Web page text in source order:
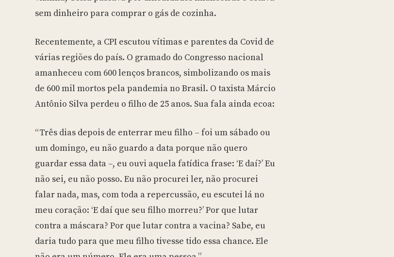
sem dinheiro para comprar o gás de cozinha.
Recentemente, a CPI escutou vítimas e parentes da Covid de
várias regiões do país. O gramado do Congresso nacional
amanheceu com 600 lenços brancos, simbolizando os mais
de 600 mil mortos pela pandemia no Brasil. O taxista Márcio
Antônio Silva perdeu o filho de 25 anos. Sua fala ainda ecoa:
“Três dias depois de enterrar meu filho – foi um sábado ou
um domingo, eu não guardo a data porque não quero
guardar essa data –, eu ouvi aquela fatídica frase: ‘E daí?’ Eu
não sei, eu não posso. Eu não procurei ler, não procurei
falar nada, mas, com toda a repercussão, eu escutei lá no
meu coração: ‘E daí que seu filho morreu?’ Por que lutar
contra a máscara? Por que lutar contra a vacina? Sabe, eu
daria tudo para que meu filho tivesse tido essa chance. Ele